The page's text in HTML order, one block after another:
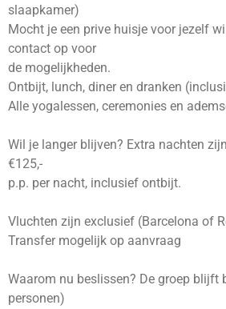
slaapkamer)
Mocht je een prive huisje voor jezelf
contact op voor
de mogelijkheden.
Ontbijt, lunch, diner en dranken
Alle yogalessen, ceremonies en
Wil je langer blijven? Extra nachten
€125,-
p.p. per nacht, inclusief ontbijt.
Vluchten zijn exclusief (Barcelona of
Transfer mogelijk op aanvraag
Waarom nu beslissen? De groep blijft
personen)